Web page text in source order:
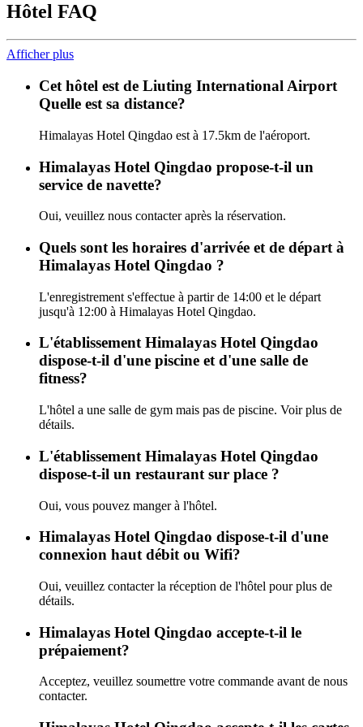
Hôtel FAQ
Afficher plus
Cet hôtel est de Liuting International Airport
Quelle est sa distance?
Himalayas Hotel Qingdao est à 17.5km de l'aéroport.
Himalayas Hotel Qingdao propose-t-il un
service de navette?
Oui, veuillez nous contacter après la réservation.
Quels sont les horaires d'arrivée et de départ à
Himalayas Hotel Qingdao ?
L'enregistrement s'effectue à partir de 14:00 et le départ
jusqu'à 12:00 à Himalayas Hotel Qingdao.
L'établissement Himalayas Hotel Qingdao
dispose-t-il d'une piscine et d'une salle de
fitness?
L'hôtel a une salle de gym mais pas de piscine. Voir plus de
détails.
L'établissement Himalayas Hotel Qingdao
dispose-t-il un restaurant sur place ?
Oui, vous pouvez manger à l'hôtel.
Himalayas Hotel Qingdao dispose-t-il d'une
connexion haut débit ou Wifi?
Oui, veuillez contacter la réception de l'hôtel pour plus de
détails.
Himalayas Hotel Qingdao accepte-t-il le
prépaiement?
Acceptez, veuillez soumettre votre commande avant de nous
contacter.